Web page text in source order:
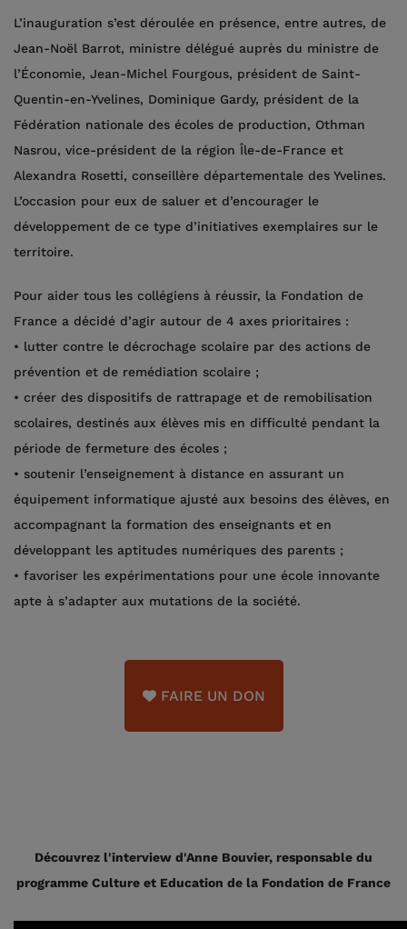
L’inauguration s’est déroulée en présence, entre autres, de
Jean-Noël Barrot, ministre délégué auprès du ministre de
l’Économie, Jean-Michel Fourgous, président de Saint-
Quentin-en-Yvelines, Dominique Gardy, président de la
Fédération nationale des écoles de production, Othman
Nasrou, vice-président de la région Île-de-France et
Alexandra Rosetti, conseillère départementale des Yvelines.
L’occasion pour eux de saluer et d’encourager le
développement de ce type d’initiatives exemplaires sur le
territoire.
Pour aider tous les collégiens à réussir, la Fondation de
France a décidé d’agir autour de 4 axes prioritaires :
• lutter contre le décrochage scolaire par des actions de
prévention et de remédiation scolaire ;
• créer des dispositifs de rattrapage et de remobilisation
scolaires, destinés aux élèves mis en difficulté pendant la
période de fermeture des écoles ;
• soutenir l’enseignement à distance en assurant un
équipement informatique ajusté aux besoins des élèves, en
accompagnant la formation des enseignants et en
développant les aptitudes numériques des parents ;
• favoriser les expérimentations pour une école innovante
apte à s’adapter aux mutations de la société.
FAIRE UN DON
Découvrez l'interview d'Anne Bouvier, responsable du
programme Culture et Education de la Fondation de France